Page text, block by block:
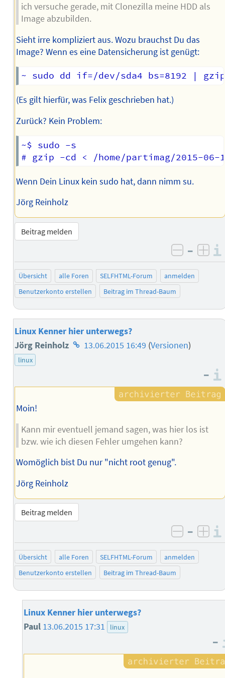
ich versuche gerade, mit Clonezilla meine HDD als
Image abzubilden.
Sieht irre kompliziert aus. Wozu brauchst Du das
Image? Wenn es eine Datensicherung ist genügt:
(Es gilt hierfür, was Felix geschrieben hat.)
Zurück? Kein Problem:
~$ sudo -s
Wenn Dein Linux kein sudo hat, dann nimm su.
Jörg Reinholz
Beitrag melden
negativ
–
Übersicht alle Foren SELFHTML-Forum
anmelden
Benutzerkonto erstellen
Beitrag im Thread-Baum
Linux Kenner hier unterwegs?
Jörg Reinholz Homepage
13.06.2015 16:49 (Versionen)
linux
–
Moin!
Kann mir eventuell jemand sagen, was hier los ist
bzw. wie ich diesen Fehler umgehen kann?
Womöglich bist Du nur "nicht root genug".
Jörg Reinholz
Beitrag melden
negativ
–
Übersicht alle Foren SELFHTML-Forum
anmelden
Benutzerkonto erstellen
Beitrag im Thread-Baum
Linux Kenner hier unterwegs?
Paul 13.06.2015 17:31 linux
–